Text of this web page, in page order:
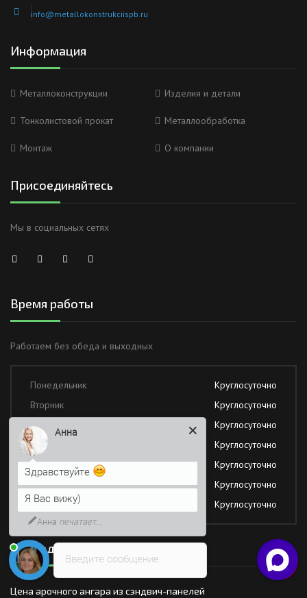
info@metallokonstrukciispb.ru
Информация
Металлоконструкции Изделия и детали
Тонколистовой прокат Металлообработка
Монтаж О компании
Присоединяйтесь
Мы в социальных сетях
Время работы
Работаем без обеда и выходных
Понедельник
Круглосуточно
Вторник
Круглосуточно
Среда
Круглосуточно
Четверг
Круглосуточно
Пятница
Круглосуточно
Суббота
Круглосуточно
Воскресение
Круглосуточно
Последние новости
Цена арочного ангара из сэндвич-панелей
Введите сообщение
Анна
Здравствуйте
Я Вас вижу)
Анна печатает...